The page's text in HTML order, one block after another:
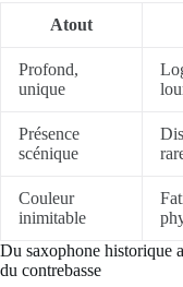
Atout
Profond,
unique
Présence
scénique
Couleur
inimitable
Du saxophone historique
du contrebasse